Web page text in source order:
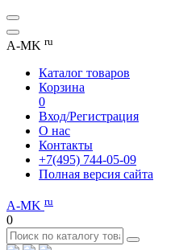
A-MK ru
Каталог товаров
Корзина
0
Вход/Регистрация
О нас
Контакты
+7(495) 744-05-09
Полная версия сайта
A-MK ru
0